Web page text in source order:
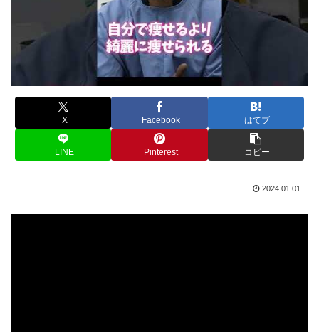
X Facebook はてブ
LINE Pinterest コピー
2024.01.01